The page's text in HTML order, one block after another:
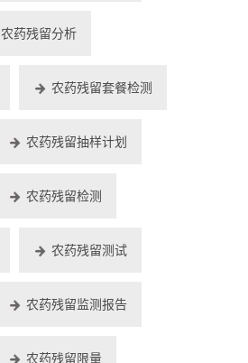
农药残留分析
农药残留套餐检测
农药残留抽样计划
农药残留检测
农药残留测试
农药残留监测报告
农药残留限量